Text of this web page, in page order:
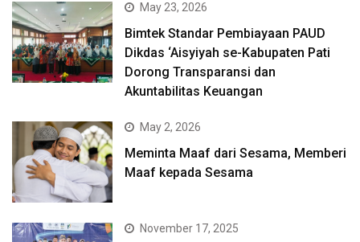
May 23, 2026
Bimtek Standar Pembiayaan PAUD
Dikdas ‘Aisyiyah se-Kabupaten Pati
Dorong Transparansi dan
Akuntabilitas Keuangan
May 2, 2026
Meminta Maaf dari Sesama, Memberi
Maaf kepada Sesama
November 17, 2025